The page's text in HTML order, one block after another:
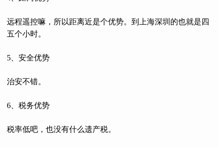
远程遥控嘛，所以距离近是个优势。 到上海深圳的也就是四
五个小时。
5、安全优势
治安不错。
6、税务优势
税率低吧，也没有什么遗产税。